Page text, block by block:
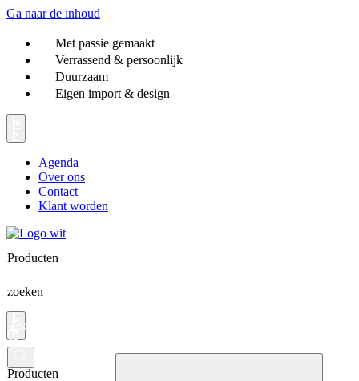
Ga naar de inhoud
Met passie gemaakt
Verrassend & persoonlijk
Duurzaam
Eigen import & design
Agenda
Over ons
Contact
Klant worden
Producten
zoeken
Producten